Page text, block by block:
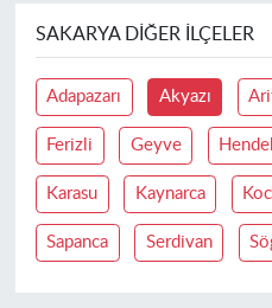
SAKARYA DIĞER İLÇELER
Adapazarı Akyazı
Ferizli Geyve
Karasu Kaynarca
Sapanca Serdivan